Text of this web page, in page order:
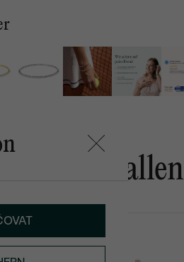
Ihnen gefallen